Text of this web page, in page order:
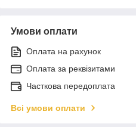
Умови оплати
Оплата на рахунок
Оплата за реквізитами
Часткова передоплата
Всі умови оплати